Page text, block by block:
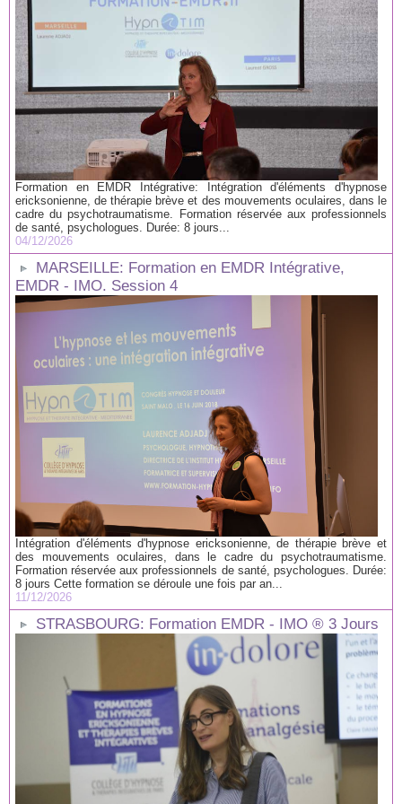
Formation en EMDR Intégrative: Intégration d'éléments d'hypnose
ericksonienne, de thérapie brève et des mouvements oculaires, dans le
cadre du psychotraumatisme. Formation réservée aux professionnels
de santé, psychologues. Durée: 8 jours...
04/12/2026
MARSEILLE: Formation en EMDR Intégrative,
EMDR - IMO. Session 4
Intégration d'éléments d'hypnose ericksonienne, de thérapie brève et
des mouvements oculaires, dans le cadre du psychotraumatisme.
Formation réservée aux professionnels de santé, psychologues. Durée:
8 jours Cette formation se déroule une fois par an...
11/12/2026
STRASBOURG: Formation EMDR - IMO ® 3 Jours